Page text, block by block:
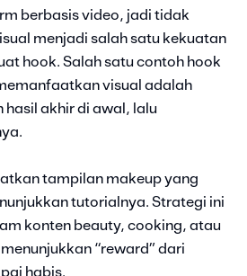
berbasis video, jadi tidak
menjadi salah satu kekuatan
hook. Salah satu contoh hook
visual adalah
hasil akhir di awal, lalu
tampilan makeup yang
tutorialnya. Strategi ini
konten beauty, cooking, atau
“reward” dari
habis.